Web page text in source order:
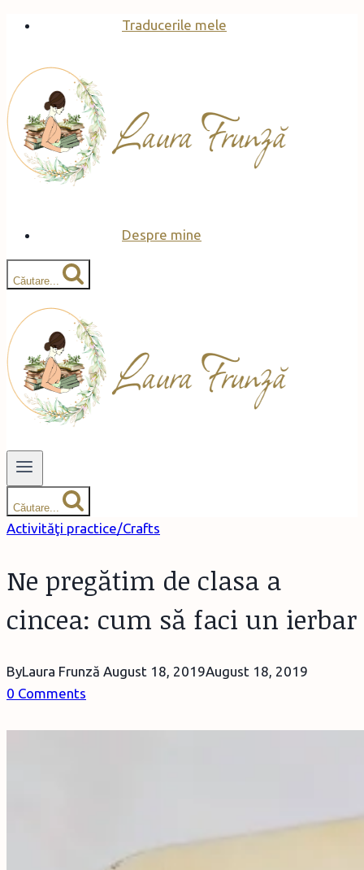
Skip
content
Traducerile mele
Despre mine
Căutare...
Căutare...
Activităţi practice/Crafts
Ne pregătim de clasa a
cincea: cum să faci un ierbar
ByLaura Frunză August 18, 2019August 18, 2019
0 Comments